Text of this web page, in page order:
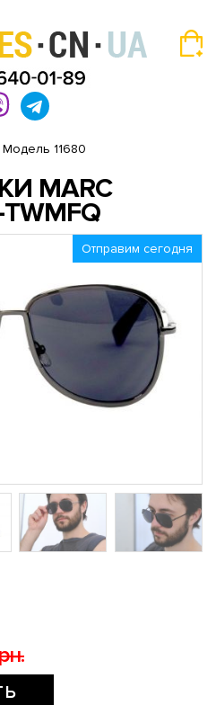
Модель 11680
MARC
Отправим сегодня